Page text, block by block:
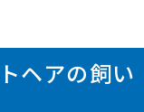
ヘアの飼い